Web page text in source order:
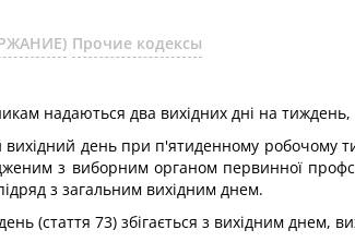
Прочие кодексы
надаються два вихідних дні на
день при п'ятиденному робочому
з виборним органом первинної
з загальним вихідним днем.
(стаття 73) збігається з вихідним днем,